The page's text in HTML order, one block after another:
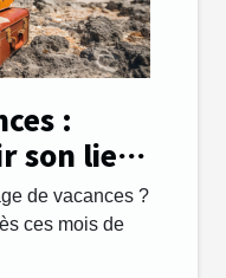
:
son lieu
de vacances ?
ces mois de